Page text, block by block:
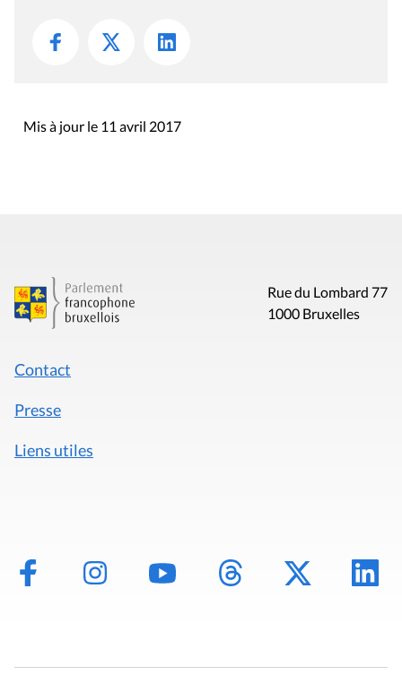
Mis à jour le 11 avril 2017
Rue du Lombard 77
1000 Bruxelles
Contact
Presse
Liens utiles